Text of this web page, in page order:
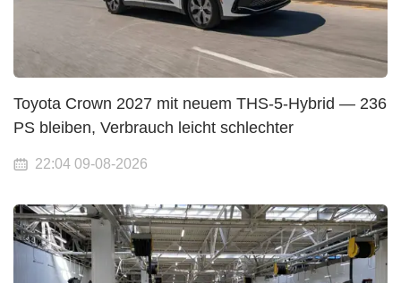
Toyota Crown 2027 mit neuem THS-5-Hybrid — 236
PS bleiben, Verbrauch leicht schlechter
22:04 09-08-2026